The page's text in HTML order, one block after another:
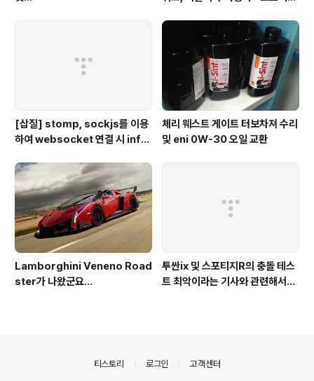
스
[삽질] stomp, sockjs를 이용
하여 websocket 연결 시 info
체리 웨스트 게이트 터보차져 수리
및 eni 0W-30 오일 교환
Lamborghini Veneno Road
ster가 나왔군요...
투싼ix 및 스포티지R의 충돌 테스
트 최악이라는 기사와 관련해서...
티스토리 로그인 고객센터